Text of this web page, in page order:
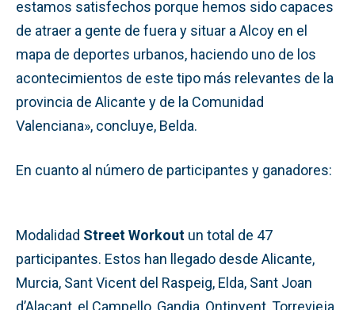
estamos satisfechos porque hemos sido capaces
de atraer a gente de fuera y situar a Alcoy en el
mapa de deportes urbanos, haciendo uno de los
acontecimientos de este tipo más relevantes de la
provincia de Alicante y de la Comunidad
Valenciana», concluye, Belda.
En cuanto al número de participantes y ganadores:
Modalidad Street Workout un total de 47
participantes. Estos han llegado desde Alicante,
Murcia, Sant Vicent del Raspeig, Elda, Sant Joan
d’Alacant, el Campello, Gandia, Ontinyent, Torrevieja,